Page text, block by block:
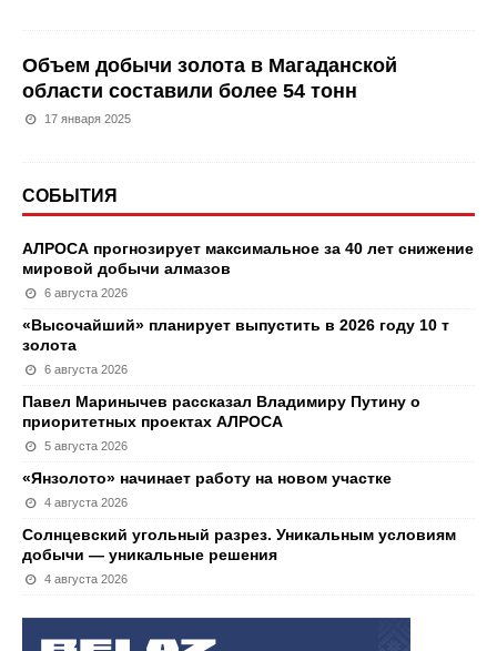
Объем добычи золота в Магаданской
области составили более 54 тонн
17 января 2025
СОБЫТИЯ
АЛРОСА прогнозирует максимальное за 40 лет снижение
мировой добычи алмазов
6 августа 2026
«Высочайший» планирует выпустить в 2026 году 10 т
золота
6 августа 2026
Павел Маринычев рассказал Владимиру Путину о
приоритетных проектах АЛРОСА
5 августа 2026
«Янзолото» начинает работу на новом участке
4 августа 2026
Солнцевский угольный разрез. Уникальным условиям
добычи — уникальные решения
4 августа 2026